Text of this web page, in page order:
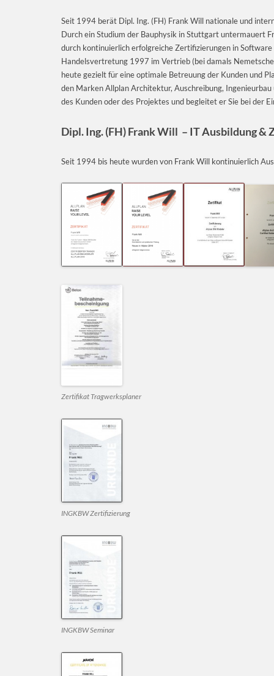
Seit 1994 berät Dipl. Ing. (FH) Frank Will nationale und
Durch ein Studium der Bauphysik in Stuttgart untermauert
durch kontinuierlich erfolgreiche Zertifizierungen in
Handelsvertretung 1997 im Vertrieb (bei damals
heute gezielt für eine optimale Betreuung der Kunden und
den Marken Allplan Architektur, Auschreibung,
des Kunden oder des Projektes und begleitet er Sie bei der
Dipl. Ing. (FH) Frank Will – IT Ausbildung &
Seit 1994 bis heute wurden von Frank Will kontinuierlich
Zertifikat Tragwerksplaner
INGKBW Zertifizierung
INGKBW Seminar